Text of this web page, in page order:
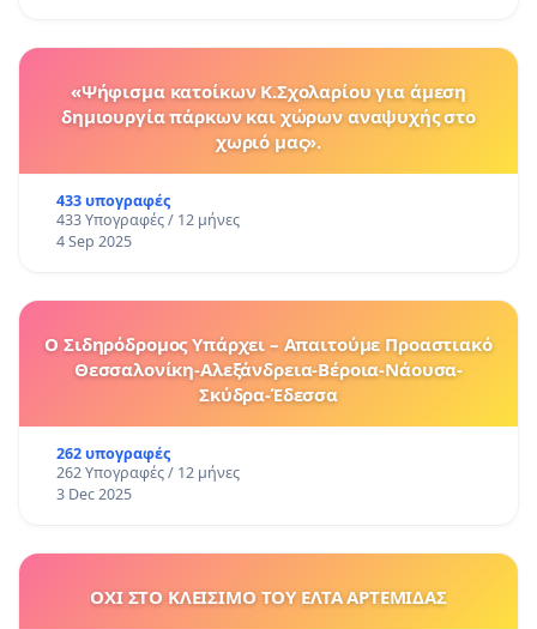
«Ψήφισμα κατοίκων Κ.Σχολαρίου για άμεση
δημιουργία πάρκων και χώρων αναψυχής στο
χωριό μας».
433 υπογραφές
433 Υπογραφές / 12 μήνες
4 Sep 2025
Ο Σιδηρόδρομος Υπάρχει – Απαιτούμε Προαστιακό
Θεσσαλονίκη-Αλεξάνδρεια-Βέροια-Νάουσα-
Σκύδρα-Έδεσσα
262 υπογραφές
262 Υπογραφές / 12 μήνες
3 Dec 2025
ΟΧΙ ΣΤΟ ΚΛΕΙΣΙΜΟ ΤΟΥ ΕΛΤΑ ΑΡΤΕΜΙΔΑΣ